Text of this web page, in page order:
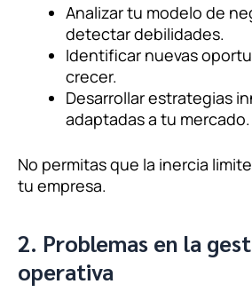
Analizar tu modelo de
detectar debilidades.
Identificar nuevas
crecer.
Desarrollar estrategias
adaptadas a tu mercado.
No permitas que la inercia
tu empresa.
2. Problemas en la
operativa